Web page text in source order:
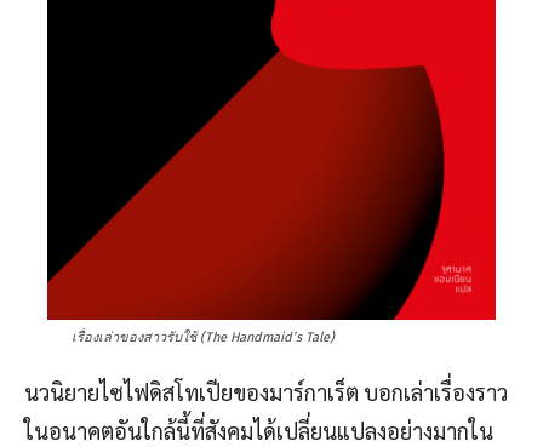
เรื่องเล่าของสาวรับใช้ (The Handmaid’s Tale)
นวนิยายไซไฟดิสโทเปียของมาร์กาเร็ต บอกเล่าเรื่องราว
ในอนาคตอันใกล้นี้ที่สังคมได้เปลี่ยนแปลงอย่างมากใน